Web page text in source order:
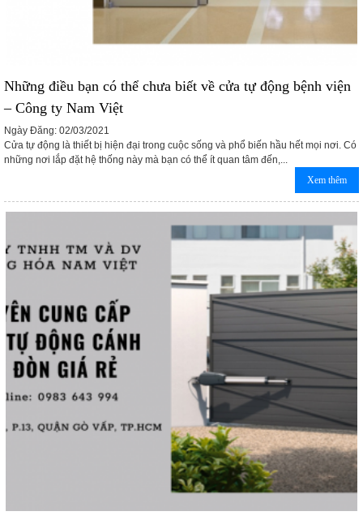
Những điều bạn có thể chưa biết về cửa tự động bệnh viện
– Công ty Nam Việt
Ngày Đăng: 02/03/2021
Cửa tự động là thiết bị hiện đại trong cuộc sống và phổ biến hầu hết mọi nơi. Có
những nơi lắp đặt hệ thống này mà bạn có thể ít quan tâm đến,...
Xem thêm